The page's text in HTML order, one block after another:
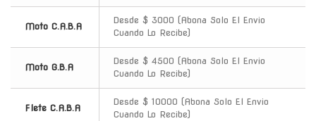
Moto C.A.B.A
Desde $ 3000 (Abona Solo El Envio
Cuando Lo Recibe)
Moto G.B.A
Desde $ 4500 (Abona Solo El Envio
Cuando Lo Recibe)
Flete C.A.B.A
Desde $ 10000 (Abona Solo El Envio
Cuando Lo Recibe)